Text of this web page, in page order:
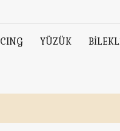
YÜZÜK